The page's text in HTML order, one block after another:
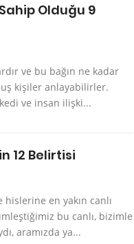
Olduğu 9
ve bu bağın ne kadar
kişiler anlayabilirler.
ve insan ilişki...
12 Belirtisi
en yakın canlı
bu canlı, bizimle
aramızda ya...